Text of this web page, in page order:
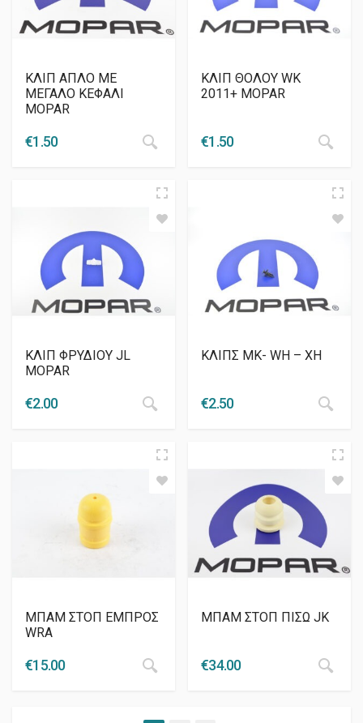
ΚΛΙΠ ΑΠΛΟ ΜΕ
ΜΕΓΑΛΟ ΚΕΦΑΛΙ
MOPAR
€1.50
ΚΛΙΠ ΘΟΛΟΥ WK
2011+ MOPAR
€1.50
ΚΛΙΠ ΦΡΥΔΙΟΥ JL
MOPAR
€2.00
ΚΛΙΠΣ MK- WH – ΧΗ
€2.50
ΜΠΑΜ ΣΤΟΠ ΕΜΠΡΟΣ
WRA
€15.00
ΜΠΑΜ ΣΤΟΠ ΠΙΣΩ JK
€34.00